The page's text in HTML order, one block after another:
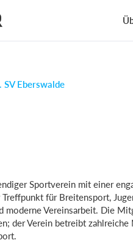
SV Eberswalde
Sportverein mit einer
für Breitensport,
moderne Vereinsarbeit. Die
der Verein betreibt